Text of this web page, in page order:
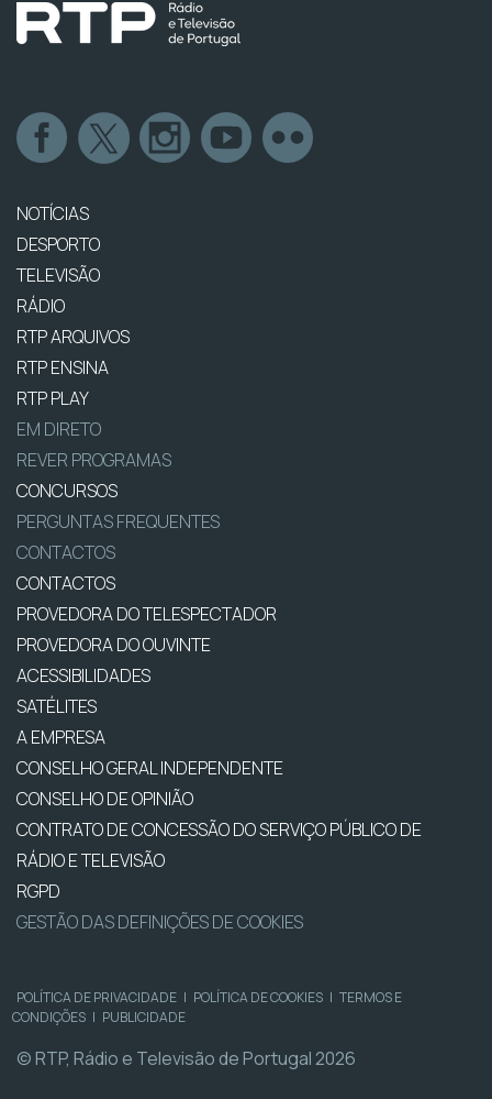
NOTÍCIAS
DESPORTO
TELEVISÃO
RÁDIO
RTP ARQUIVOS
RTP ENSINA
RTP PLAY
EM DIRETO
REVER PROGRAMAS
CONCURSOS
PERGUNTAS FREQUENTES
CONTACTOS
CONTACTOS
PROVEDORA DO TELESPECTADOR
PROVEDORA DO OUVINTE
ACESSIBILIDADES
SATÉLITES
A EMPRESA
CONSELHO GERAL INDEPENDENTE
CONSELHO DE OPINIÃO
CONTRATO DE CONCESSÃO DO SERVIÇO PÚBLICO DE
RÁDIO E TELEVISÃO
RGPD
GESTÃO DAS DEFINIÇÕES DE COOKIES
POLÍTICA DE PRIVACIDADE | POLÍTICA DE COOKIES | TERMOS E
CONDIÇÕES | PUBLICIDADE
© RTP, Rádio e Televisão de Portugal 2026